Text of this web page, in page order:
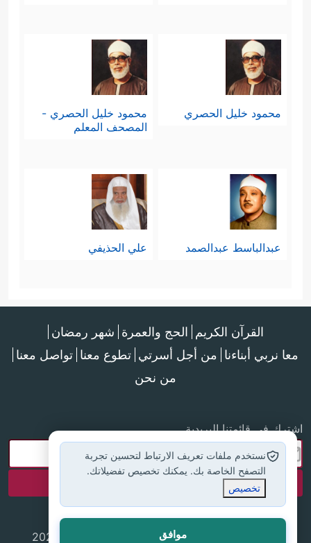
محمود خليل الحصري
محمود خليل الحصري -
المصحف المعلم
عبدالباسط عبدالصمد علي الحذيفي
القرآن الكريم الحج والعمرة شهر رمضان
معا نربي أبناءنا من أجل أسرتي تطوع معنا تواصل معنا
من نحن
اشترك في قائمتنا البريدية
جميع الحقوق محفوظة لموقع إسلام أون لاين © 2025
نستخدم ملفات تعريف الارتباط لتحسين تجربة
التصفح الخاصة بك. يمكنك تخصيص تفضيلاتك.
تخصيص
موافق